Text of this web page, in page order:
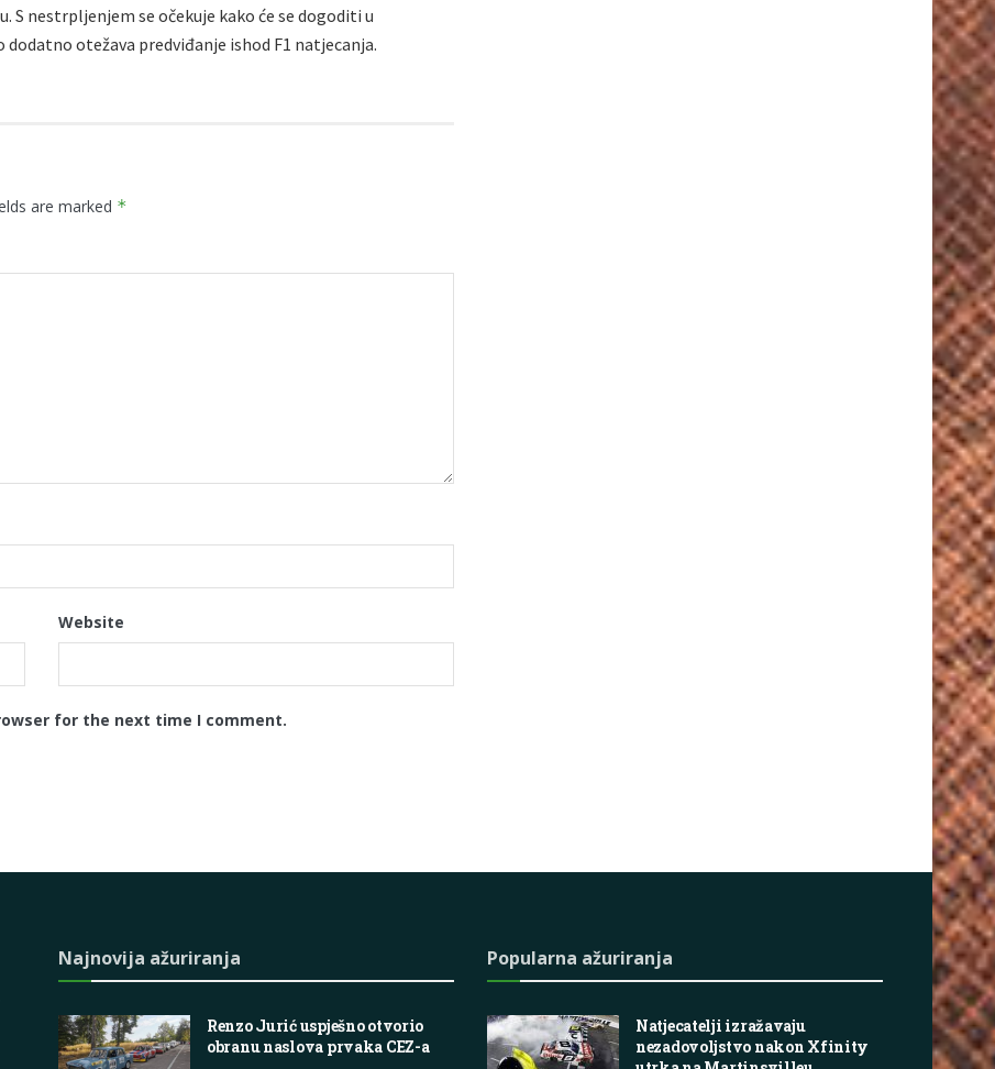
nestrpljenjem se očekuje kako će se dogoditi u
otežava predviđanje ishod F1 natjecanja.
are marked *
Website
for the next time I comment.
Najnovija ažuriranja
Renzo Jurić uspješno otvorio
obranu naslova prvaka CEZ-a
Popularna ažuriranja
Natjecatelji izražavaju
nezadovoljstvo nakon Xfinity